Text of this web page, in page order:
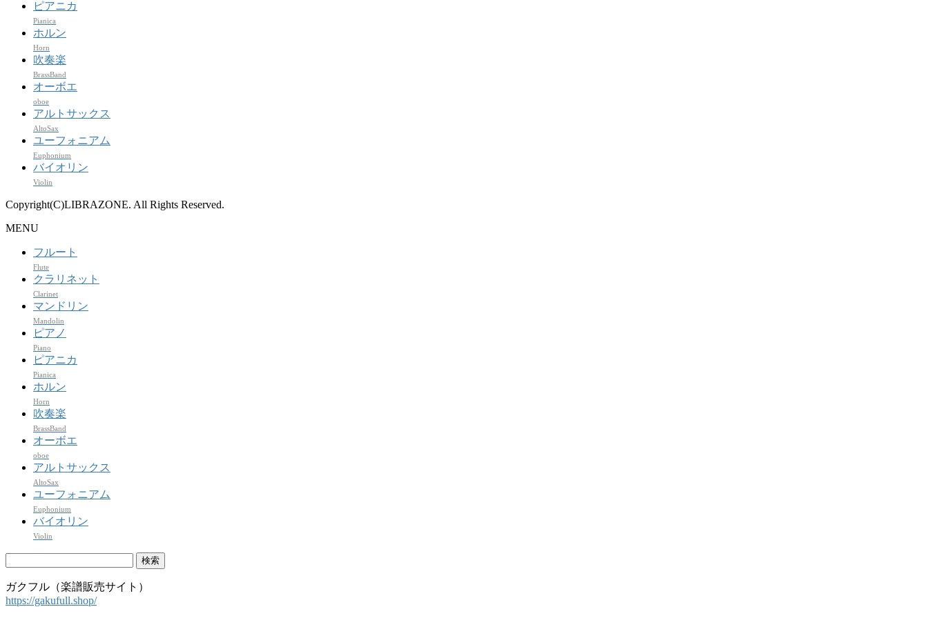
ピアニカ
Pianica
ホルン
Horn
吹奏楽
BrassBand
オーボエ
oboe
アルトサックス
AltoSax
ユーフォニアム
Euphonium
バイオリン
Violin
Copyright(C)LIBRAZONE. All Rights Reserved.
MENU
フルート
Flute
クラリネット
Clarinet
マンドリン
Mandolin
ピアノ
Piano
ピアニカ
Pianica
ホルン
Horn
吹奏楽
BrassBand
オーボエ
oboe
アルトサックス
AltoSax
ユーフォニアム
Euphonium
バイオリン
Violin
ガクフル（楽譜販売サイト）
https://gakufull.shop/